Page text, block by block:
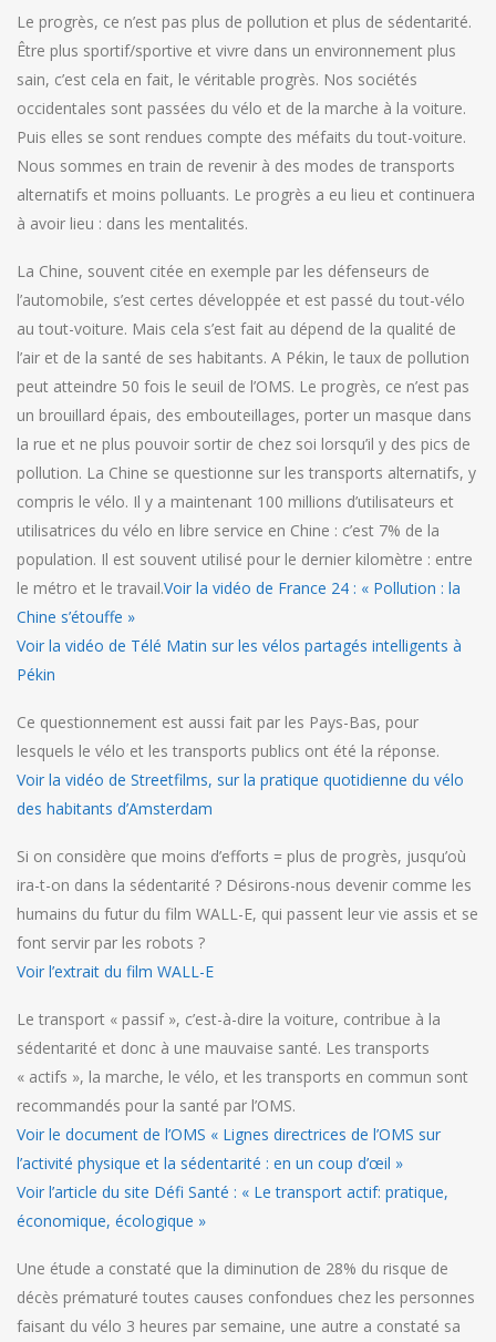
Le progrès, ce n’est pas plus de pollution et plus de sédentarité.
Être plus sportif/sportive et vivre dans un environnement plus
sain, c’est cela en fait, le véritable progrès. Nos sociétés
occidentales sont passées du vélo et de la marche à la voiture.
Puis elles se sont rendues compte des méfaits du tout-voiture.
Nous sommes en train de revenir à des modes de transports
alternatifs et moins polluants. Le progrès a eu lieu et continuera
à avoir lieu : dans les mentalités.
La Chine, souvent citée en exemple par les défenseurs de
l’automobile, s’est certes développée et est passé du tout-vélo
au tout-voiture. Mais cela s’est fait au dépend de la qualité de
l’air et de la santé de ses habitants. A Pékin, le taux de pollution
peut atteindre 50 fois le seuil de l’OMS. Le progrès, ce n’est pas
un brouillard épais, des embouteillages, porter un masque dans
la rue et ne plus pouvoir sortir de chez soi lorsqu’il y des pics de
pollution. La Chine se questionne sur les transports alternatifs, y
compris le vélo. Il y a maintenant 100 millions d’utilisateurs et
utilisatrices du vélo en libre service en Chine : c’est 7% de la
population. Il est souvent utilisé pour le dernier kilomètre : entre
le métro et le travail.Voir la vidéo de France 24 : « Pollution : la
Chine s’étouffe »
Voir la vidéo de Télé Matin sur les vélos partagés intelligents à
Pékin
Ce questionnement est aussi fait par les Pays-Bas, pour
lesquels le vélo et les transports publics ont été la réponse.
Voir la vidéo de Streetfilms, sur la pratique quotidienne du vélo
des habitants d’Amsterdam
Si on considère que moins d’efforts = plus de progrès, jusqu’où
ira-t-on dans la sédentarité ? Désirons-nous devenir comme les
humains du futur du film WALL-E, qui passent leur vie assis et se
font servir par les robots ?
Voir l’extrait du film WALL-E
Le transport « passif », c’est-à-dire la voiture, contribue à la
sédentarité et donc à une mauvaise santé. Les transports
« actifs », la marche, le vélo, et les transports en commun sont
recommandés pour la santé par l’OMS.
Voir le document de l’OMS « Lignes directrices de l’OMS sur
l’activité physique et la sédentarité : en un coup d’œil »
Voir l’article du site Défi Santé : « Le transport actif: pratique,
économique, écologique »
Une étude a constaté que la diminution de 28% du risque de
décès prématuré toutes causes confondues chez les personnes
faisant du vélo 3 heures par semaine, une autre a constaté sa